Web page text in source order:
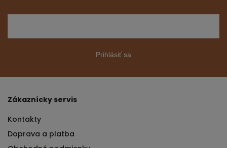
Prihlásiť sa
Zákaznícky servis
Kontakty
Doprava a platba